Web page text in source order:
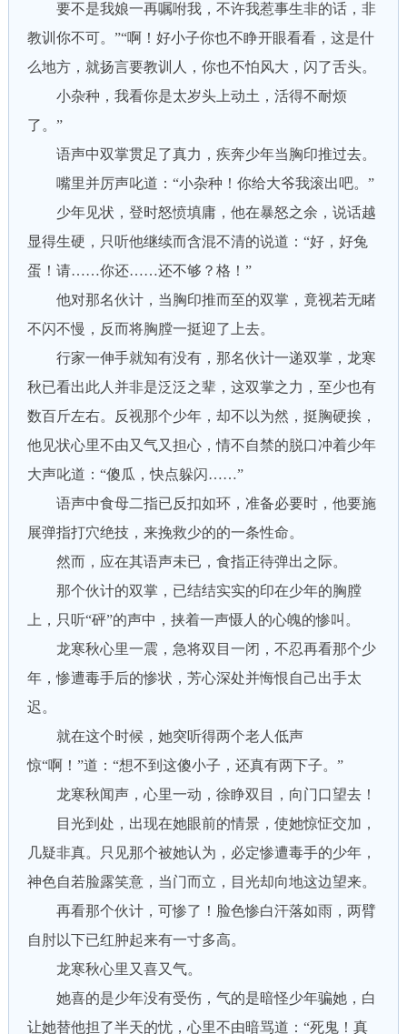
要不是我娘一再嘱咐我，不许我惹事生非的话，非
教训你不可。”“啊！好小子你也不睁开眼看看，这是什
么地方，就扬言要教训人，你也不怕风大，闪了舌头。
小杂种，我看你是太岁头上动土，活得不耐烦
了。”
语声中双掌贯足了真力，疾奔少年当胸印推过去。
嘴里并厉声叱道：“小杂种！你给大爷我滚出吧。”
少年见状，登时怒愤填庸，他在暴怒之余，说话越
显得生硬，只听他继续而含混不清的说道：“好，好兔
蛋！请……你还……还不够？格！”
他对那名伙计，当胸印推而至的双掌，竟视若无睹
不闪不慢，反而将胸膛一挺迎了上去。
行家一伸手就知有没有，那名伙计一递双掌，龙寒
秋已看出此人并非是泛泛之辈，这双掌之力，至少也有
数百斤左右。反视那个少年，却不以为然，挺胸硬挨，
他见状心里不由又气又担心，情不自禁的脱口冲着少年
大声叱道：“傻瓜，快点躲闪……”
语声中食母二指已反扣如环，准备必要时，他要施
展弹指打穴绝技，来挽救少的的一条性命。
然而，应在其语声未已，食指正待弹出之际。
那个伙计的双掌，已结结实实的印在少年的胸膛
上，只听“砰”的声中，挟着一声慑人的心魄的惨叫。
龙寒秋心里一震，急将双目一闭，不忍再看那个少
年，惨遭毒手后的惨状，芳心深处并悔恨自己出手太
迟。
就在这个时候，她突听得两个老人低声
惊“啊！”道：“想不到这傻小子，还真有两下子。”
龙寒秋闻声，心里一动，徐睁双目，向门口望去！
目光到处，出现在她眼前的情景，使她惊怔交加，
几疑非真。只见那个被她认为，必定惨遭毒手的少年，
神色自若脸露笑意，当门而立，目光却向地这边望来。
再看那个伙计，可惨了！脸色惨白汗落如雨，两臂
自肘以下已红肿起来有一寸多高。
龙寒秋心里又喜又气。
她喜的是少年没有受伤，气的是暗怪少年骗她，白
让她替他担了半天的忧，心里不由暗骂道：“死鬼！真